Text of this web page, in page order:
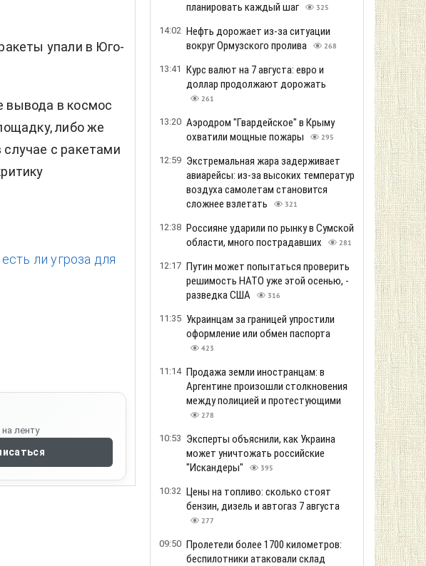
упали в Юго-
вывода в космос
либо же
с ракетами
ли угроза для
ленту
планировать каждый шаг
325
14:02 Нефть дорожает из-за ситуации
вокруг Ормузского пролива
268
13:41 Курс валют на 7 августа: евро и
доллар продолжают дорожать
261
13:20 Аэродром "Гвардейское" в Крыму
охватили мощные пожары
295
12:59 Экстремальная жара задерживает
авиарейсы: из-за высоких температур
воздуха самолетам становится
сложнее взлетать
321
12:38 Россияне ударили по рынку в Сумской
области, много пострадавших
281
12:17 Путин может попытаться проверить
решимость НАТО уже этой осенью, -
разведка США
316
11:35 Украинцам за границей упростили
оформление или обмен паспорта
423
11:14 Продажа земли иностранцам: в
Аргентине произошли столкновения
между полицией и протестующими
278
10:53 Эксперты объяснили, как Украина
может уничтожать российские
"Искандеры"
395
10:32 Цены на топливо: сколько стоят
бензин, дизель и автогаз 7 августа
277
09:50 Пролетели более 1700 километров:
беспилотники атаковали склад